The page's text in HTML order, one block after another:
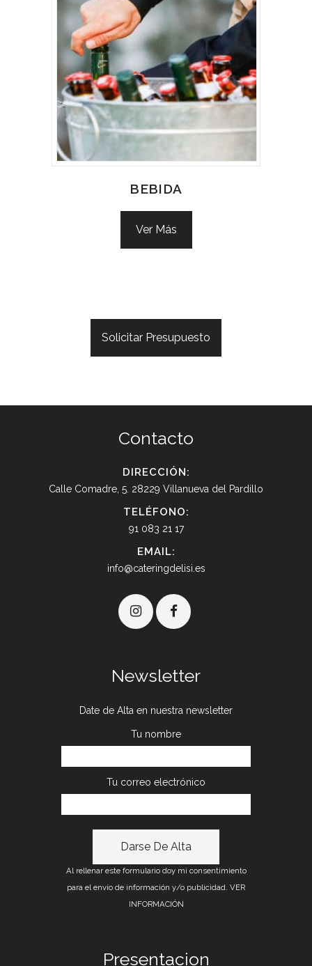
BEBIDA
Ver Más
Solicitar Presupuesto
Contacto
DIRECCIÓN:
Calle Comadre, 5. 28229 Villanueva del Pardillo
TELÉFONO:
91 083 21 17
EMAIL:
info@cateringdelisi.es
Newsletter
Date de Alta en nuestra newsletter
Tu nombre
Tu correo electrónico
Al rellenar este formulario doy mi consentimiento
para el envío de información y/o publicidad. VER
INFORMACIÓN
Presentacion